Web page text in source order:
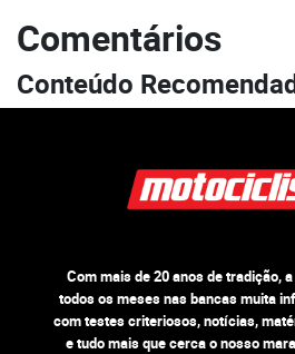
Comentários
Conteúdo
Com mais de 20 anos de tradição,
todos os meses nas bancas muita
com testes criteriosos, notícias,
e tudo mais que cerca o nosso